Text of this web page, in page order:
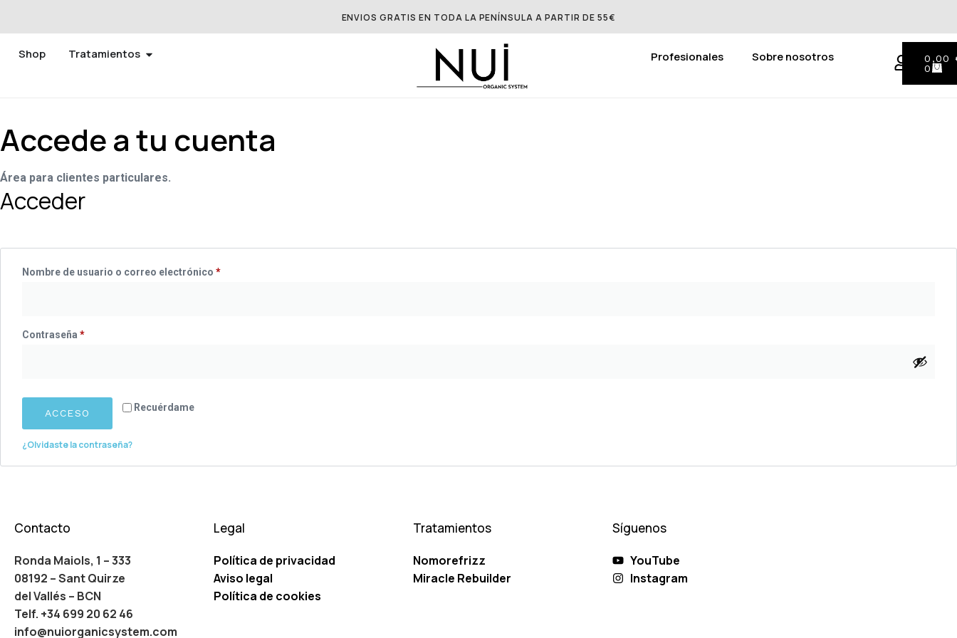
ENVIOS GRATIS EN TODA LA PENÍNSULA A PARTIR DE 55€
Shop Tratamientos Profesionales Sobre nosotros 0,00
0
Accede a tu cuenta
Área para clientes particulares.
Acceder
Nombre de usuario o correo electrónico *
Contraseña *
Recuérdame
ACCESO
¿Olvidaste la contraseña?
Contacto
Ronda Maiols, 1 – 333
08192 – Sant Quirze
del Vallés – BCN
Telf. +34 699 20 62 46
info@nuiorganicsystem.com
Legal
Política de privacidad
Aviso legal
Política de cookies
Tratamientos
Nomorefrizz
Miracle Rebuilder
Síguenos
YouTube
Instagram